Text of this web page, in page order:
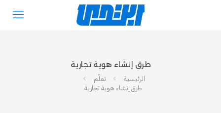
طرق إنشاء هوية تجارية
الرئيسية
تعلّم
طرق إنشاء هوية تجارية